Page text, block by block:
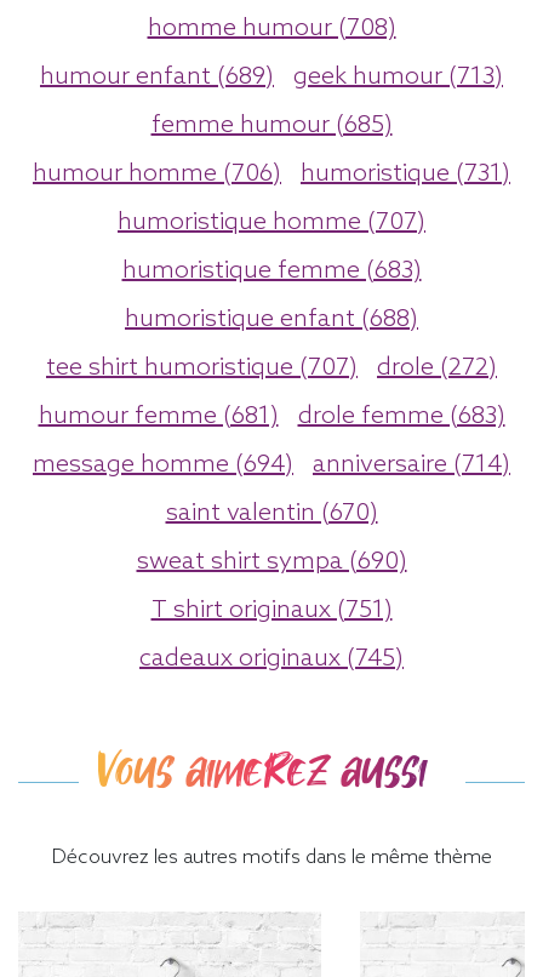
homme humour (708)
humour enfant (689)
geek humour (713)
femme humour (685)
humour homme (706)
humoristique (731)
humoristique homme (707)
humoristique femme (683)
humoristique enfant (688)
tee shirt humoristique (707)
drole (272)
humour femme (681)
drole femme (683)
message homme (694)
anniversaire (714)
saint valentin (670)
sweat shirt sympa (690)
T shirt originaux (751)
cadeaux originaux (745)
Vous aimerez aussi
Découvrez les autres motifs dans le même thème